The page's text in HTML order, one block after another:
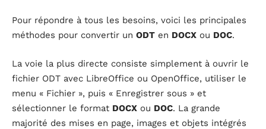
Pour répondre à tous les besoins, voici les principales
méthodes pour convertir un ODT en DOCX ou DOC.
La voie la plus directe consiste simplement à ouvrir le
fichier ODT avec LibreOffice ou OpenOffice, utiliser le
menu « Fichier », puis « Enregistrer sous » et
sélectionner le format DOCX ou DOC. La grande
majorité des mises en page, images et objets intégrés